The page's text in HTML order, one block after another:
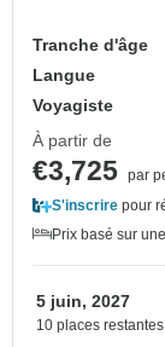
Tranche d'âge
Langue
Voyagiste
À partir de
€3,725 par
S'inscrire pour
Prix basé sur
5 juin, 2027
10 places restantes